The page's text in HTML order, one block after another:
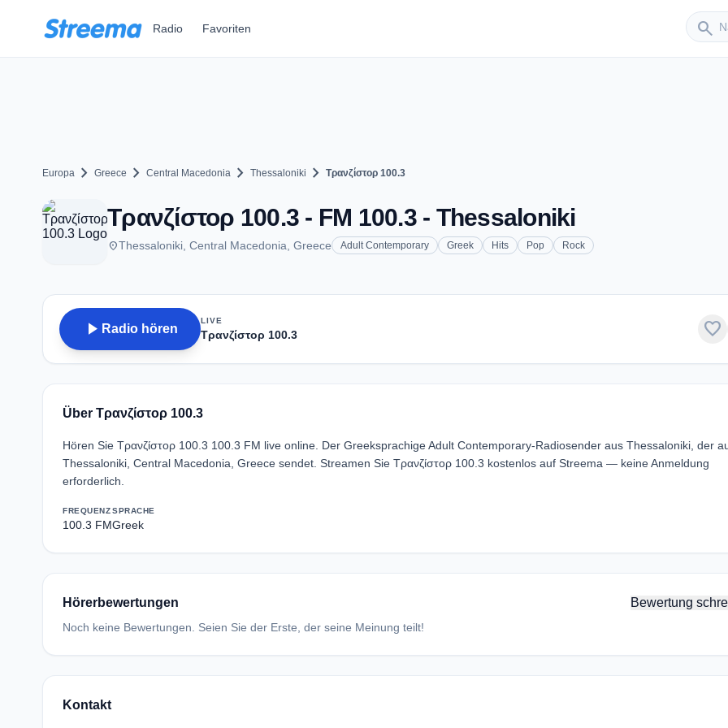
Radio Favoriten search
Sender
Europa chevron_right Greece chevron_right Central Macedonia chevron_right Thessaloniki chevron_right Τρανζίστορ 100.3
Τρανζίστορ 100.3 - FM 100.3 - Thessaloniki
placeThessaloniki, Central Macedonia, Greece Adult Contemporary Greek Hits Pop Rock
play_arrow Radio hören
LIVE
Τρανζίστορ 100.3 favorite
Über Τρανζίστορ 100.3
Hören Sie Τρανζίστορ 100.3 100.3 FM live online. Der Greeksprachige Adult Contemporary-Radiosender aus Thessaloniki, der
Thessaloniki, Central Macedonia, Greece sendet. Streamen Sie Τρανζίστορ 100.3 kostenlos auf Streema — keine Anmeldung
erforderlich.
FREQUENZ
100.3 FM
SPRACHE
Greek
Hörerbewertungen Bewertung
Noch keine Bewertungen. Seien Sie der Erste, der seine Meinung teilt!
Kontakt